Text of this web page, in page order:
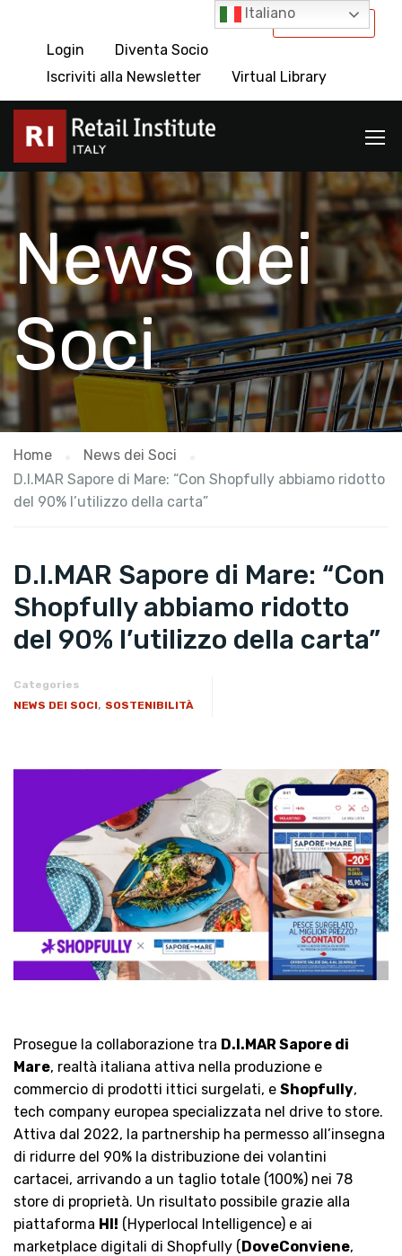
International
Login
Diventa Socio
Iscriviti alla Newsletter
Virtual Library
News dei
Soci
Home
News dei Soci
D.I.MAR Sapore di Mare: “Con Shopfully abbiamo ridotto
del 90% l’utilizzo della carta”
D.I.MAR Sapore di Mare: “Con
Shopfully abbiamo ridotto
del 90% l’utilizzo della carta”
Categories
NEWS DEI SOCI, SOSTENIBILITÀ
Prosegue la collaborazione tra D.I.MAR Sapore di
Mare, realtà italiana attiva nella produzione e
commercio di prodotti ittici surgelati, e Shopfully,
tech company europea specializzata nel drive to store.
Attiva dal 2022, la partnership ha permesso all’insegna
di ridurre del 90% la distribuzione dei volantini
cartacei, arrivando a un taglio totale (100%) nei 78
store di proprietà. Un risultato possibile grazie alla
piattaforma HI! (Hyperlocal Intelligence) e ai
marketplace digitali di Shopfully (DoveConviene,
Italiano